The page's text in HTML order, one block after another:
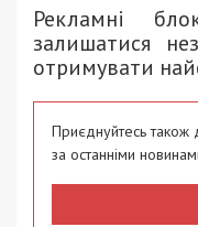
Рекламні
залишатися
отримувати
Приєднуйтесь
за останніми